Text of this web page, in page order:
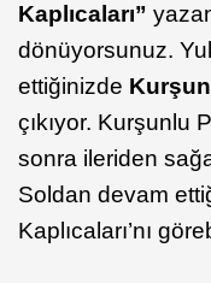
Kaplıcaları”
dönüyorsunuz.
ettiğinizde
çıkıyor. Kurşunlu
sonra ileriden
Soldan devam
Kaplıcaları’nı